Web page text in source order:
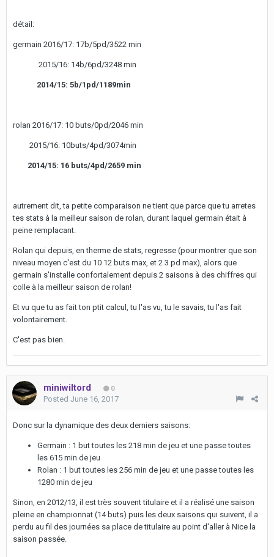
détail:
germain 2016/17: 17b/5pd/3522 min
2015/16: 14b/6pd/3248 min
2014/15: 5b/1pd/1189min
rolan 2016/17: 10 buts/0pd/2046 min
2015/16: 10buts/4pd/3074min
2014/15: 16 buts/4pd/2659 min
autrement dit, ta petite comparaison ne tient que parce que tu arretes
tes stats à la meilleur saison de rolan, durant laquel germain était à
peine remplacant.
Rolan qui depuis, en therme de stats, regresse (pour montrer que son
niveau moyen c'est du 10 12 buts max, et 2 3 pd max), alors que
germain s'installe confortalement depuis 2 saisons à des chiffres qui
colle à la meilleur saison de rolan!
Et vu que tu as fait ton ptit calcul, tu l'as vu, tu le savais, tu l'as fait
volontairement.
C'est pas bien.
miniwiltord 0
Posted June 16, 2017
Donc sur la dynamique des deux derniers saisons:
Germain : 1 but toutes les 218 min de jeu et une passe toutes
les 615 min de jeu
Rolan : 1 but toutes les 256 min de jeu et une passe toutes les
1280 min de jeu
Sinon, en 2012/13, il est très souvent titulaire et il a réalisé une saison
pleine en championnat (14 buts) puis les deux saisons qui suivent, il a
perdu au fil des journées sa place de titulaire au point d'aller à Nice la
saison passée.